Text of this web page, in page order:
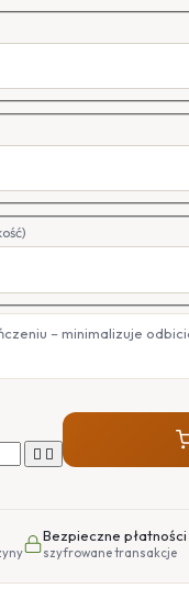
– minimalizuje
 
Bezpieczne płatności
szyfrowane transakcje